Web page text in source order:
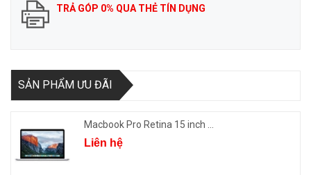
TRẢ GÓP 0% QUA THẺ TÍN DỤNG
SẢN PHẨM ƯU ĐÃI
Macbook Pro Retina 15 inch ...
Liên hệ